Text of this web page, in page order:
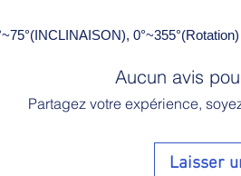
0°~355°(Rotation)
Aucun avis
Partagez votre expérience,
Laisser